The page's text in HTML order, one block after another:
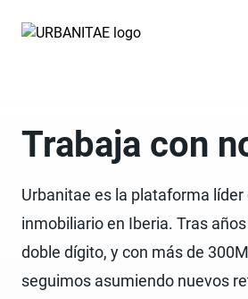
Trabaja con
Urbanitae es la plataforma
inmobiliario en Iberia. Tras
doble dígito, y con más de
seguimos asumiendo nuevos